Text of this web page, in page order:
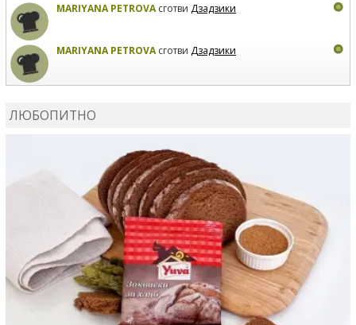
MARIYANA PETROVAсготви Дзадзики
MARIYANA PETROVAсготви Дзадзики
ЛЮБОПИТНО